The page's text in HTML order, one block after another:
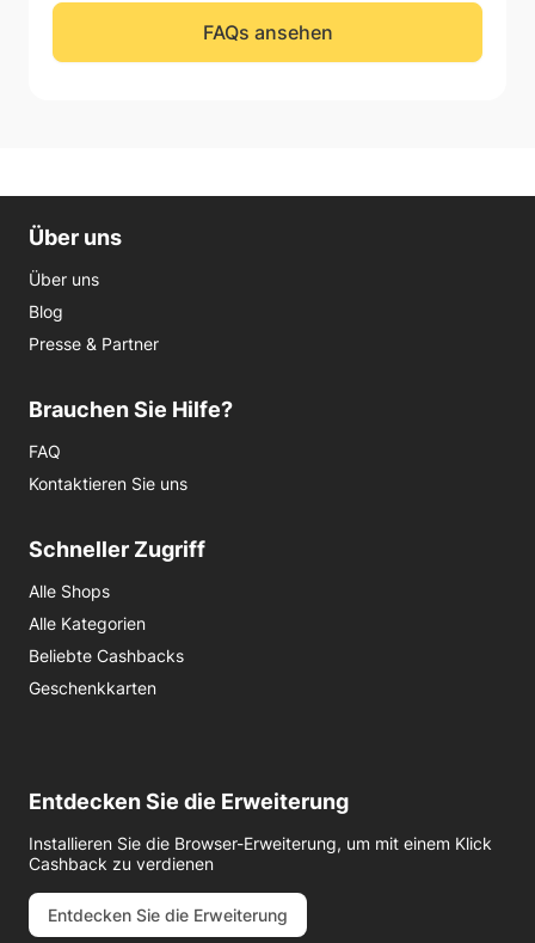
FAQs ansehen
Über uns
Über uns
Blog
Presse & Partner
Brauchen Sie Hilfe?
FAQ
Kontaktieren Sie uns
Schneller Zugriff
Alle Shops
Alle Kategorien
Beliebte Cashbacks
Geschenkkarten
Entdecken Sie die Erweiterung
Installieren Sie die Browser-Erweiterung, um mit einem Klick
Cashback zu verdienen
Entdecken Sie die Erweiterung